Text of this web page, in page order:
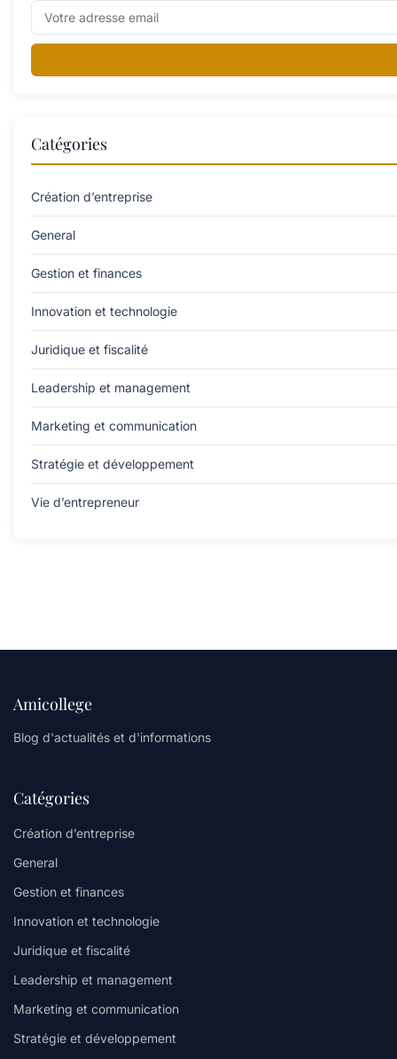
Catégories
Création d’entreprise
General
Gestion et finances
Innovation et technologie
Juridique et fiscalité
Leadership et management
Marketing et communication
Stratégie et développement
Vie d’entrepreneur
Amicollege
Blog d'actualités et d'informations
Catégories
Création d’entreprise
General
Gestion et finances
Innovation et technologie
Juridique et fiscalité
Leadership et management
Marketing et communication
Stratégie et développement